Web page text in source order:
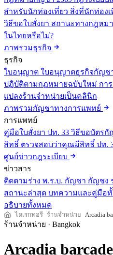
สำหรับนักท่องเที่ยว สิ่งที่นักท่องเ
วิธีขอใบสั่งยา สถานะทางกฎหม
ในไทยหรือไม่?
ภาพรวมธุรกิจ
ธุรกิจ
ใบอนุญาต ใบอนุญาตธุรกิจกัญช
ปฏิบัติตามกฎหมายฉบับใหม่ กา
แปลงร้านจำหน่ายเป็นคลินิก
ภาพรวมกัญชาทางการแพทย์
การแพทย์
คู่มือใบสั่งยา ปท. 33 วิธีขอบัตรกั
สิทธิ์ ตรวจสอบว่าคุณมีสิทธิ์ ปท.
ศูนย์ข่าวกฎระเบียบ
ข่าวสาร
ติดตามร่าง พ.ร.บ. กัญชา กัญชง
สถานะล่าสุด บทความและคู่มือ
อธิบายทั้งหมด
ไดเรกทอรี ร้านจำหน่าย Arcadia
ร้านจำหน่าย · Bangkok
Arcadia barcade